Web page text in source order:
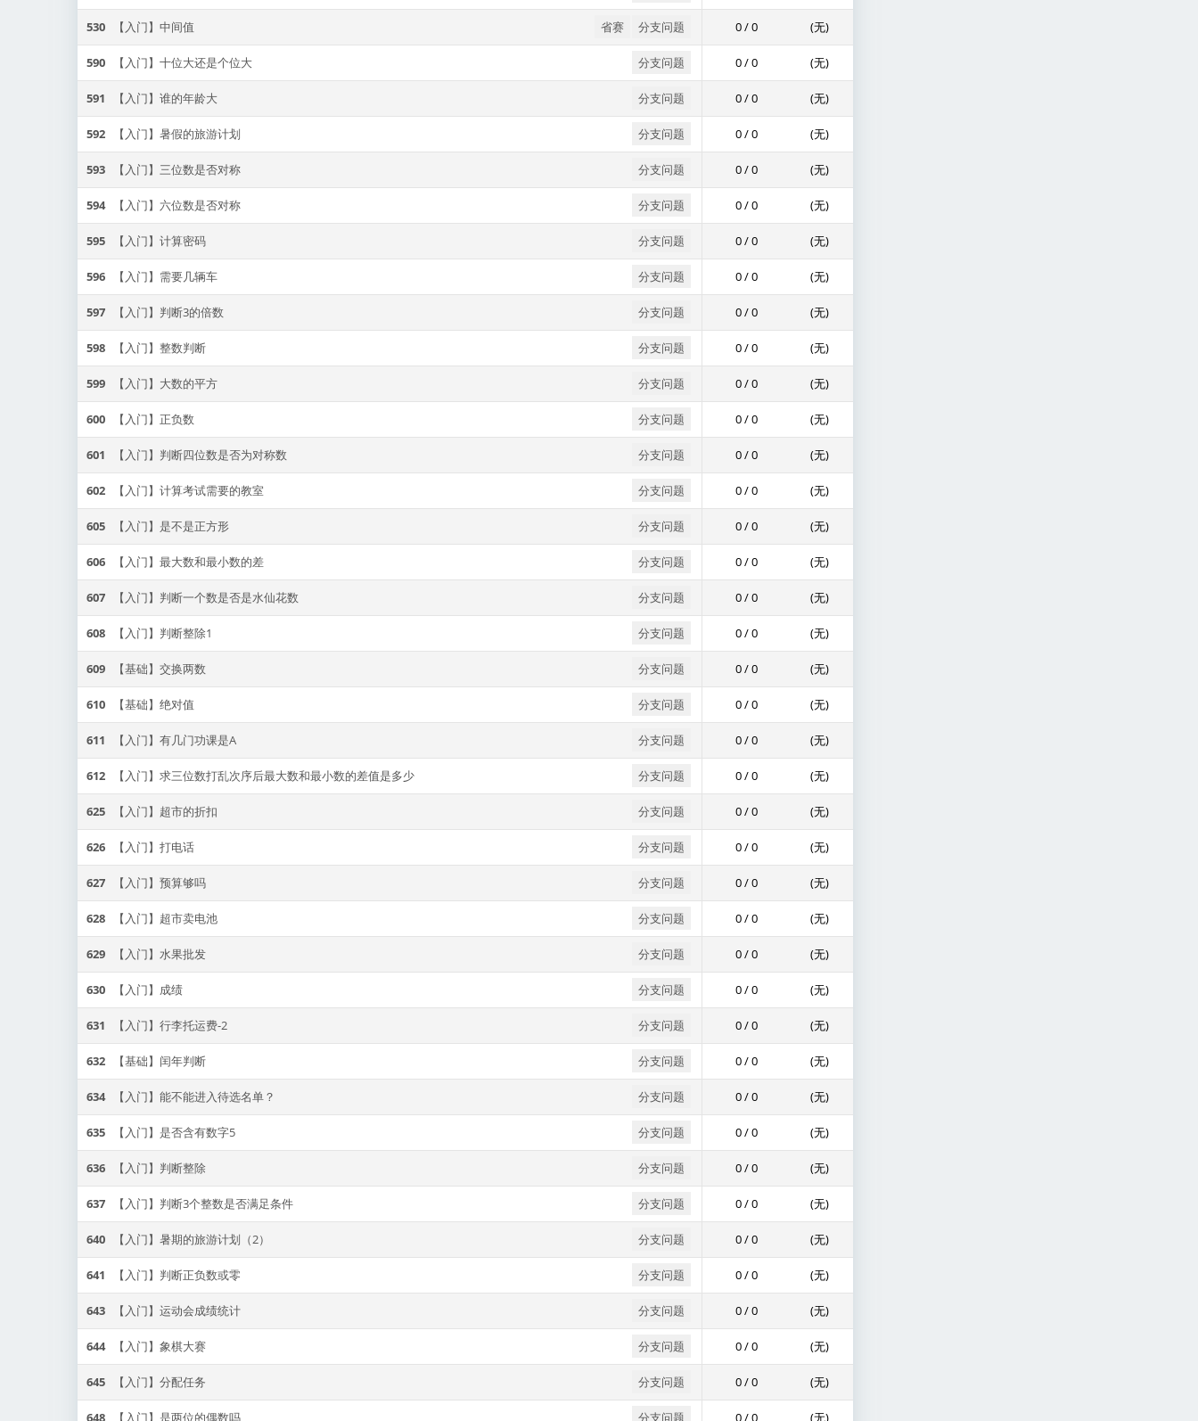
530 【入门】中间值 省赛 分支问题 0 / 0 (无)
590 【入门】十位大还是个位大 分支问题 0 / 0 (无)
591 【入门】谁的年龄大 分支问题 0 / 0 (无)
592 【入门】暑假的旅游计划 分支问题 0 / 0 (无)
593 【入门】三位数是否对称 分支问题 0 / 0 (无)
594【入门】六位数是否对称 分支问题 0 / 0 (无)
595 【入门】计算密码 分支问题 0 / 0 (无)
596 【入门】需要几辆车 分支问题 0 / 0 (无)
597 【入门】判断3的倍数 分支问题 0 / 0 (无)
598 【入门】整数判断 分支问题 0 / 0 (无)
599 【入门】大数的平方 分支问题 0 / 0 (无)
600 【入门】正负数 分支问题 0 / 0 (无)
601 【入门】判断四位数是否为对称数 分支问题 0 / 0 (无)
602 【入门】计算考试需要的教室 分支问题 0 / 0 (无)
605 【入门】是不是正方形 分支问题 0 / 0 (无)
606 【入门】最大数和最小数的差 分支问题 0 / 0 (无)
607 【入门】判断一个数是否是水仙花数 分支问题 0 / 0 (无)
608 【入门】判断整除1 分支问题 0 / 0 (无)
609 【基础】交换两数 分支问题 0 / 0 (无)
610 【基础】绝对值 分支问题 0 / 0 (无)
611 【入门】有几门功课是A 分支问题 0 / 0 (无)
612 【入门】求三位数打乱次序后最大数和最小数的差值是多少 分支问题 0 / 0 (无)
625 【入门】超市的折扣 分支问题 0 / 0 (无)
626 【入门】打电话 分支问题 0 / 0 (无)
627 【入门】预算够吗 分支问题 0 / 0 (无)
628 【入门】超市卖电池 分支问题 0 / 0 (无)
629 【入门】水果批发 分支问题 0 / 0 (无)
630 【入门】成绩 分支问题 0 / 0 (无)
631 【入门】行李托运费-2 分支问题 0 / 0 (无)
632 【基础】闰年判断 分支问题 0 / 0 (无)
634【入门】能不能进入待选名单？ 分支问题 0 / 0 (无)
635 【入门】是否含有数字5 分支问题 0 / 0 (无)
636 【入门】判断整除 分支问题 0 / 0 (无)
637 【入门】判断3个整数是否满足条件 分支问题 0 / 0 (无)
640 【入门】暑期的旅游计划（2） 分支问题 0 / 0 (无)
641 【入门】判断正负数或零 分支问题 0 / 0 (无)
643 【入门】运动会成绩统计 分支问题 0 / 0 (无)
644【入门】象棋大赛 分支问题 0 / 0 (无)
645 【入门】分配任务 分支问题 0 / 0 (无)
648 【入门】是两位的偶数吗 分支问题 0 / 0 (无)